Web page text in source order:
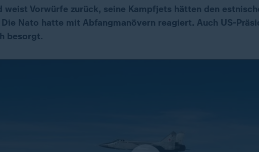
weist Vorwürfe zurück, seine Kampfjets hätten den
Nato hatte mit Abfangmanövern reagiert. Auch US-
besorgt.